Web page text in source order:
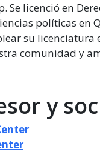
Se licenció en
políticas en
su
comunidad y
y